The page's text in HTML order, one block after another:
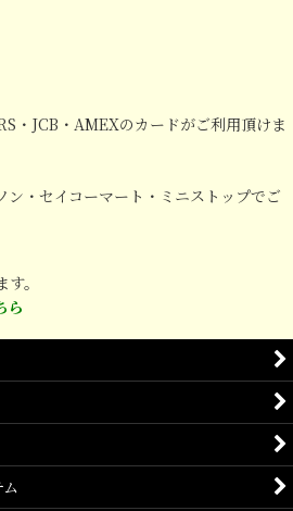
・JCB・AMEXのカードがご利用頂けま
ン・セイコーマート・ミニストップでご
。
ら